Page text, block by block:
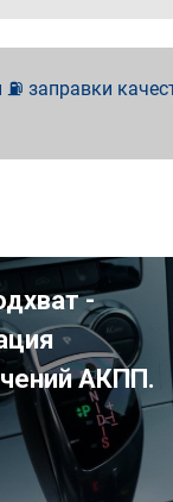
заправки
-
АКПП.